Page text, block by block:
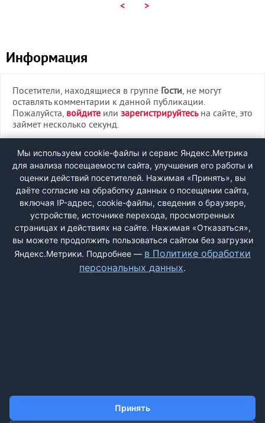
< >
Информация
Посетители, находящиеся в группе Гости, не могут
оставлять комментарии к данной публикации.
Пожалуйста, войдите или зарегистрируйтесьна сайте, это
займет несколько секунд.
ВХОД
РЕГИСТРАЦИЯ
Быстрая регистрациячерез соцсети:
ПОЛИТИКА ОБРАБОТКИ ПЕРСОНАЛЬНЫХ ДАННЫХ
Мы используем cookie-файлы и сервис Яндекс.Метрика
для анализа посещаемости сайта, улучшения его работы и
оценки действий посетителей. Нажимая «Принять», вы
даёте согласие на обработку данных о посещении сайта,
включая IP-адрес, cookie-файлы, сведения о браузере,
устройстве, источнике перехода, просмотренных
страницах и действиях на сайте. Нажимая «Отказаться»,
вы можете продолжить пользоваться сайтом без загрузки
Яндекс.Метрики. Подробнее — в Политике обработки
персональных данных.
Принять